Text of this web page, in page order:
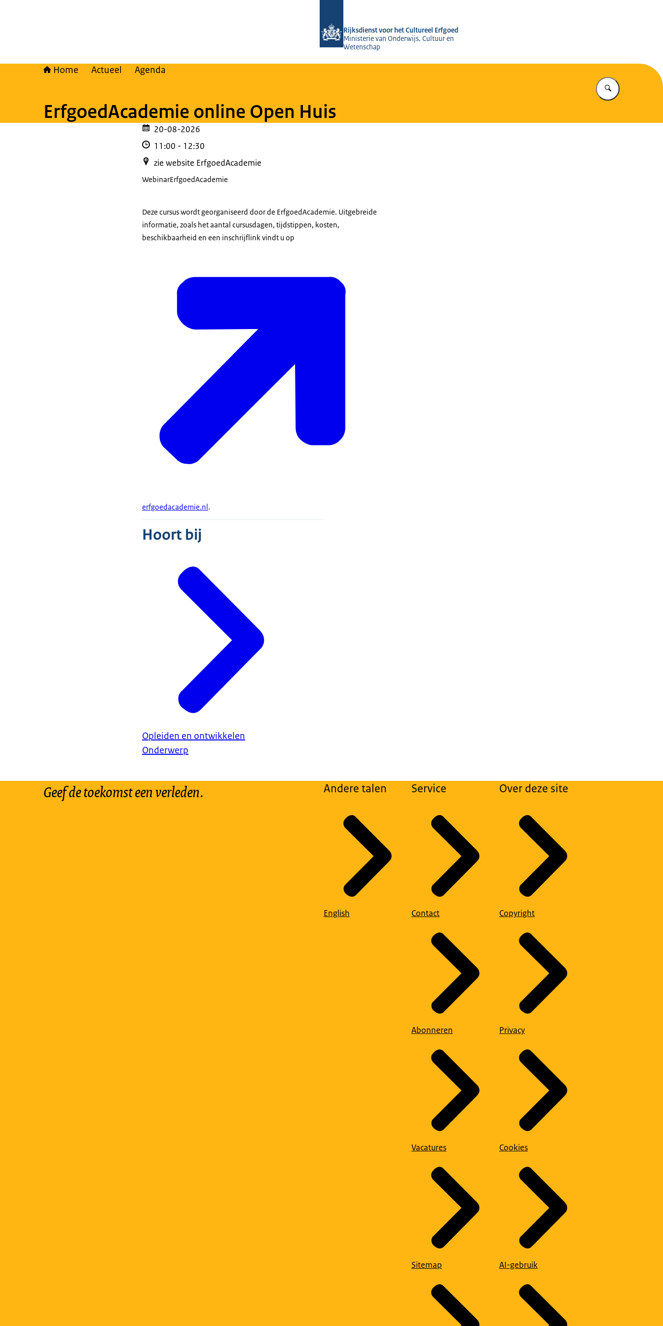
Rijksdienst voor het Cultureel Erfgoed
Ministerie van Onderwijs, Cultuur en
Wetenschap
Home Actueel Agenda
Vul in wat u
ErfgoedAcademie online Open Huis
20-08-2026
11:00 - 12:30
zie website ErfgoedAcademie
WebinarErfgoedAcademie
Deze cursus wordt georganiseerd door de ErfgoedAcademie. Uitgebreide
informatie, zoals het aantal cursusdagen, tijdstippen, kosten,
beschikbaarheid en een inschrijflink vindt u op
erfgoedacademie.nl.
Hoort bij
Opleiden en ontwikkelen
Onderwerp
Geef de toekomst een verleden. Andere talen
English
Service
Contact
Abonneren
Vacatures
Sitemap
Over deze site
Copyright
Privacy
Cookies
AI-gebruik